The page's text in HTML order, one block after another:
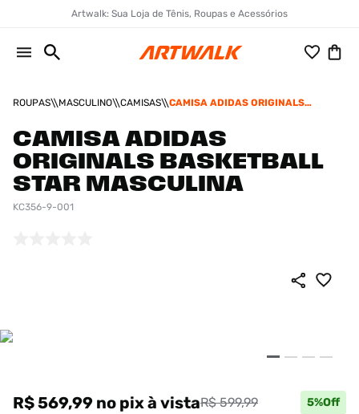
Artwalk: Sua Loja de Tênis, Roupas e Acessórios
ROUPAS MASCULINO CAMISAS
CAMISA ADIDAS ORIGINALS
CAMISA ADIDAS
ORIGINALS BASKETBALL
STAR MASCULINA
KC356-9-001
R$ 569,99 no pixà vistaR$ 599,99 5%Off